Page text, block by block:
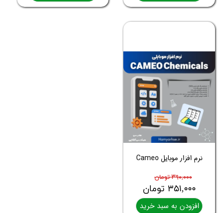
نرم افزار موبایل Cameo
۳۹۰,۰۰۰ تومان
۳۵۱,۰۰۰ تومان
افزودن به سبد خرید